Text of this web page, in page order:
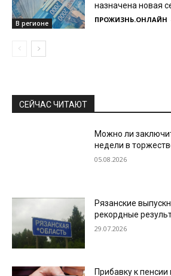
В регионе
назначена новая
ПРОЖИЗНЬ.ОНЛАЙН
СЕЙЧАС ЧИТАЮТ
Можно ли
недели в
05.08.2026
Рязанские
рекордные
29.07.2026
Прибавку к